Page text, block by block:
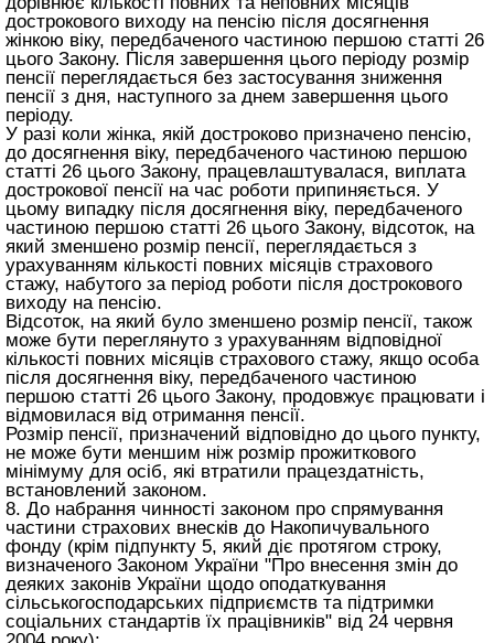
дострокового виходу на пенсію після досягнення
жінкою віку, передбаченого частиною першою статті 26
цього Закону. Після завершення цього періоду розмір
пенсії переглядається без застосування зниження
пенсії з дня, наступного за днем завершення цього
періоду.
У разі коли жінка, якій достроково призначено пенсію,
до досягнення віку, передбаченого частиною першою
статті 26 цього Закону, працевлаштувалася, виплата
дострокової пенсії на час роботи припиняється. У
цьому випадку після досягнення віку, передбаченого
частиною першою статті 26 цього Закону, відсоток, на
який зменшено розмір пенсії, переглядається з
урахуванням кількості повних місяців страхового
стажу, набутого за період роботи після дострокового
виходу на пенсію.
Відсоток, на який було зменшено розмір пенсії, також
може бути переглянуто з урахуванням відповідної
кількості повних місяців страхового стажу, якщо особа
після досягнення віку, передбаченого частиною
першою статті 26 цього Закону, продовжує працювати і
відмовилася від отримання пенсії.
Розмір пенсії, призначений відповідно до цього пункту,
не може бути меншим ніж розмір прожиткового
мінімуму для осіб, які втратили працездатність,
встановлений законом.
8. До набрання чинності законом про спрямування
частини страхових внесків до Накопичувального
фонду (крім підпункту 5, який діє протягом строку,
визначеного Законом України "Про внесення змін до
деяких законів України щодо оподаткування
сільськогосподарських підприємств та підтримки
соціальних стандартів їх працівників" від 24 червня